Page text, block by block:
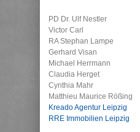
PD Dr. Ulf Nestler
Victor Carl
RA Stephan Lampe
Gerhard Visan
Michael Herrmann
Claudia Herget
Cynthia Mahr
Matthieu Maurice Rößing
Kreado Agentur Leipzig
RRE Immobilien Leipzig